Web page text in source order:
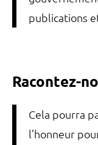
publications
Racontez-
Cela pourra
l’honneur